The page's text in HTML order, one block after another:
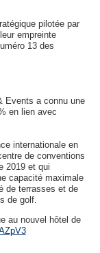
pilotée par
empreinte
13 des
Events a connu une
en lien avec
internationale en
de conventions
2019 et qui
capacité maximale
de terrasses et de
de golf.
au nouvel hôtel de